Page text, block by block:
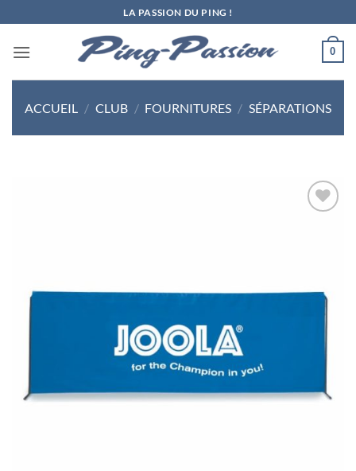
au
contenu
LA PASSION DU PING !
0
ACCUEIL / CLUB / FOURNITURES / SÉPARATIONS